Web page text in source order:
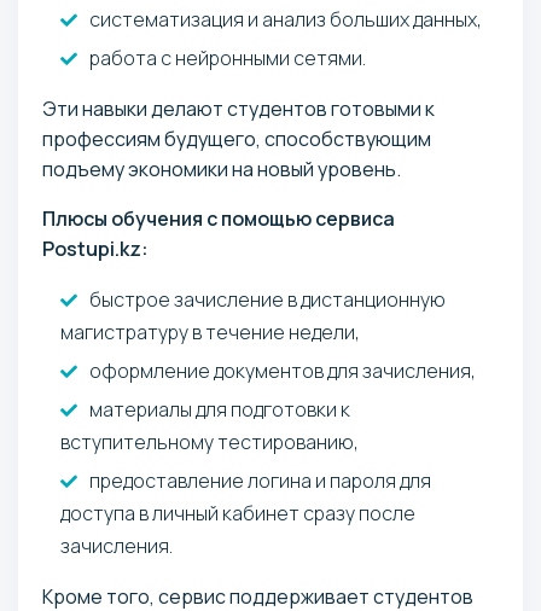
систематизация и анализ больших данных,
работа с нейронными сетями.
Эти навыки делают студентов готовыми к
профессиям будущего, способствующим
подъему экономики на новый уровень.
Плюсы обучения с помощью сервиса
Postupi.kz:
быстрое зачисление в дистанционную
магистратуру в течение недели,
оформление документов для зачисления,
материалы для подготовки к
вступительному тестированию,
предоставление логина и пароля для
доступа в личный кабинет сразу после
зачисления.
Кроме того, сервис поддерживает студентов